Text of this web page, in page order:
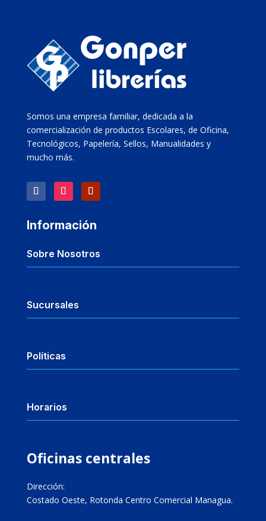
Somos una empresa familiar, dedicada a la
comercialización de productos Escolares, de Oficina,
Tecnológicos, Papelería, Sellos, Manualidades y
mucho más.
Información
Sobre Nosotros
Sucursales
Políticas
Horarios
Oficinas centrales
Dirección:
Costado Oeste, Rotonda Centro Comercial Managua.